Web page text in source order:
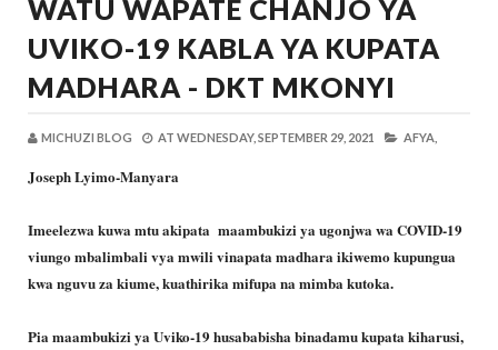
WATU WAPATE CHANJO YA
UVIKO-19 KABLA YA KUPATA
MADHARA - DKT MKONYI
MICHUZI BLOG AT WEDNESDAY, SEPTEMBER 29, 2021 AFYA,
Joseph Lyimo-Manyara
Imeelezwa kuwa mtu akipata maambukizi ya ugonjwa wa COVID-19
viungo mbalimbali vya mwili vinapata madhara ikiwemo kupungua
kwa nguvu za kiume, kuathirika mifupa na mimba kutoka.
Pia maambukizi ya Uviko-19 husababisha binadamu kupata kiharusi,